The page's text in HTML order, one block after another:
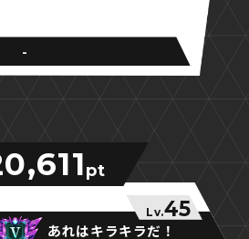
-
pt
あれはキラキラだ！
Lv.45